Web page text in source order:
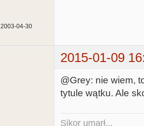
2003-04-30
2015-01-09
@Grey: nie wiem,
tytule wątku. Ale
Sikor umarł...